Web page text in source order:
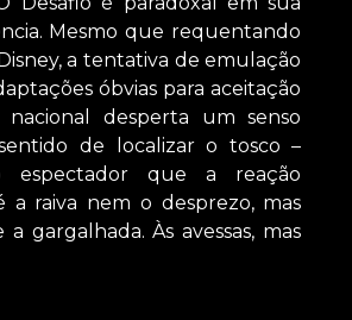
Mesmo que requentando
a tentativa de emulação
óbvias para aceitação
desperta um senso
de localizar o tosco –
espectador que a reação
a raiva nem o desprezo, mas
gargalhada. Às avessas, mas